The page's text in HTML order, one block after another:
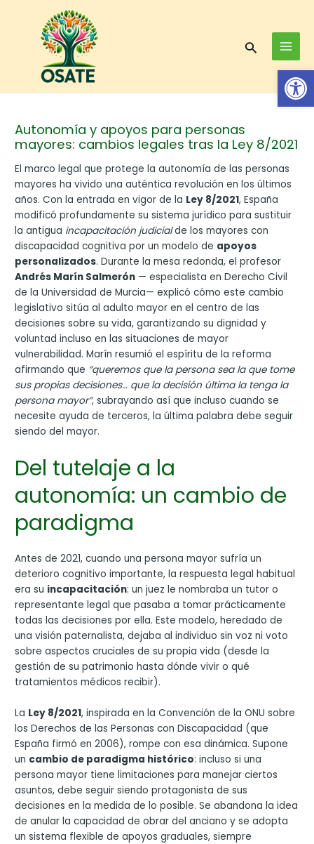
Search
Autonomía y apoyos para personas
mayores: cambios legales tras la Ley 8/2021
El marco legal que protege la autonomía de las personas
mayores ha vivido una auténtica revolución en los últimos
años. Con la entrada en vigor de la Ley 8/2021, España
modificó profundamente su sistema jurídico para sustituir
la antigua incapacitación judicialde los mayores con
discapacidad cognitiva por un modelo de apoyos
personalizados. Durante la mesa redonda, el profesor
Andrés Marín Salmerón — especialista en Derecho Civil
de la Universidad de Murcia— explicó cómo este cambio
legislativo sitúa al adulto mayor en el centro de las
decisiones sobre su vida, garantizando su dignidad y
voluntad incluso en las situaciones de mayor
vulnerabilidad. Marín resumió el espíritu de la reforma
afirmando que “queremos que la persona sea la que tome
sus propias decisiones… que la decisión última la tenga la
persona mayor”, subrayando así que incluso cuando se
necesite ayuda de terceros, la última palabra debe seguir
siendo del mayor.
Del tutelaje a la
autonomía: un cambio de
paradigma
Antes de 2021, cuando una persona mayor sufría un
deterioro cognitivo importante, la respuesta legal habitual
era su incapacitación: un juez le nombraba un tutor o
representante legal que pasaba a tomar prácticamente
todas las decisiones por ella. Este modelo, heredado de
una visión paternalista, dejaba al individuo sin voz ni voto
sobre aspectos cruciales de su propia vida (desde la
gestión de su patrimonio hasta dónde vivir o qué
tratamientos médicos recibir).
La Ley 8/2021, inspirada en la Convención de la ONU sobre
los Derechos de las Personas con Discapacidad (que
España firmó en 2006), rompe con esa dinámica. Supone
un cambio de paradigma histórico: incluso si una
persona mayor tiene limitaciones para manejar ciertos
asuntos, debe seguir siendo protagonista de sus
decisiones en la medida de lo posible. Se abandona la idea
de anular la capacidad de obrar del anciano y se adopta
un sistema flexible de apoyos graduales, siempre
navigation